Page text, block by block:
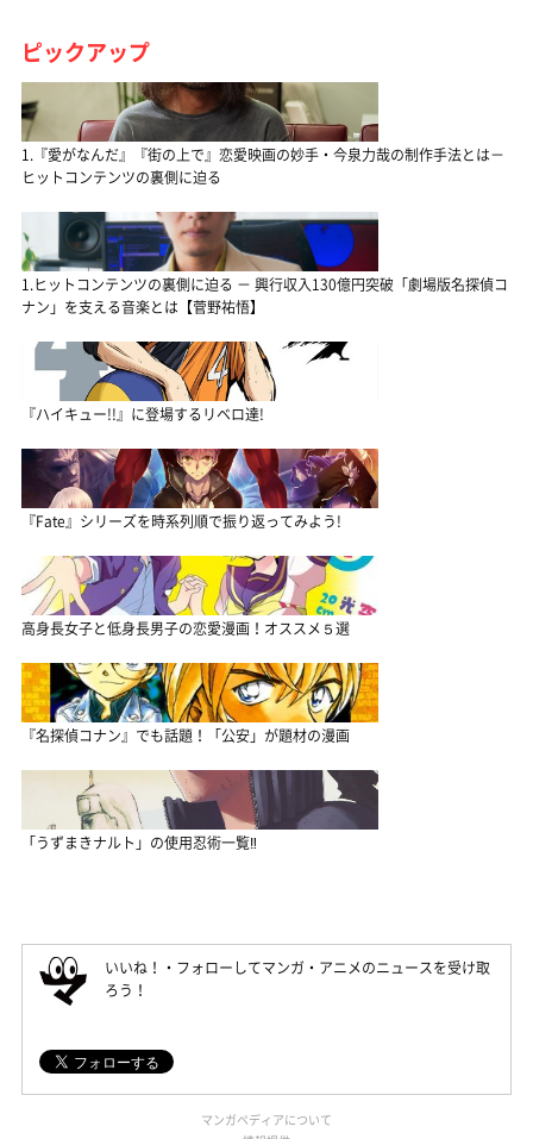
ピックアップ
1.『愛がなんだ』『街の上で』恋愛映画の妙手・今泉力哉の制作手法とは－
ヒットコンテンツの裏側に迫る
1.ヒットコンテンツの裏側に迫る － 興行収入130億円突破「劇場版名探偵コ
ナン」を支える音楽とは【菅野祐悟】
『ハイキュー!!』に登場するリベロ達!
『Fate』シリーズを時系列順で振り返ってみよう!
高身長女子と低身長男子の恋愛漫画！オススメ５選
『名探偵コナン』でも話題！「公安」が題材の漫画
「うずまきナルト」の使用忍術一覧‼
いいね！・フォローしてマンガ・アニメのニュースを受け取
ろう！
マンガペディアについて